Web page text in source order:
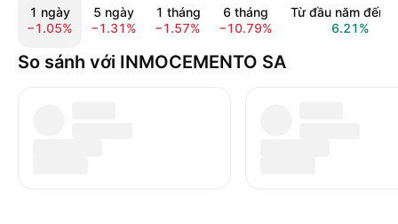
1 ngày
−1.05%
5 ngày
−1.31%
1 tháng
−1.57%
6 tháng
−10.79%
Từ đầu năm đến
6.21%
So sánh với INMOCEMENTO SA